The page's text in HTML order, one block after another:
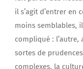
il s’agit d’entrer en
moins semblables,
compliqué :
sortes de
complexes, la